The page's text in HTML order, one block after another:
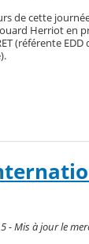
de cette
Herriot en
(référente
- Mis à jour le